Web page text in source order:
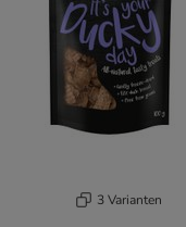
3 Varianten